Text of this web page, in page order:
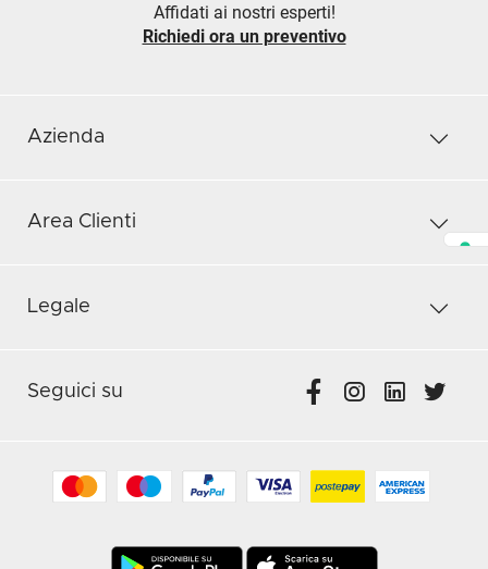
Affidati ai nostri esperti!
Richiedi ora un preventivo
Azienda
Area Clienti
Legale
Seguici su